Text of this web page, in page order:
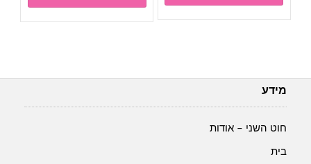
₪30.00.
₪28.00.
מידע
חוט השני – אודות
בית